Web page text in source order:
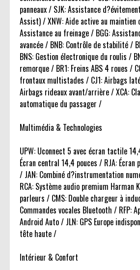
panneaux / SJK: Assistance
Assist) / XNW: Aide active au maintien
Assistance au freinage / BGG:
avancée / BNB: Contrôle de stabilité /
BNS: Gestion électronique du roulis /
remorque / BR1: Freins ABS 4 roues /
frontaux multistades / CJ1: Airbags
Airbags rideaux avant/arrière / XCA:
automatique du passager /
Multimédia & Technologies
UPW: Uconnect 5 avec écran tactile
Écran central 14,4 pouces / RJA:
/ JAN: Combiné d?instrumentation
RCA: Système audio premium Harman
parleurs / CMS: Double chargeur à
Commandes vocales Bluetooth / RFP:
Android Auto / JLN: GPS Europe
tête haute /
Intérieur & Confort